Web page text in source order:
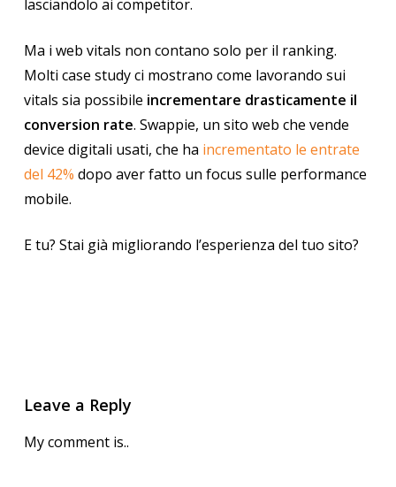
lasciandolo ai competitor.
Ma i web vitals non contano solo per il ranking.
Molti case study ci mostrano come lavorando sui
vitals sia possibile incrementare drasticamente il
conversion rate. Swappie, un sito web che vende
device digitali usati, che ha incrementato le entrate
del 42% dopo aver fatto un focus sulle performance
mobile.
E tu? Stai già migliorando l’esperienza del tuo sito?
Leave a Reply
My comment is..